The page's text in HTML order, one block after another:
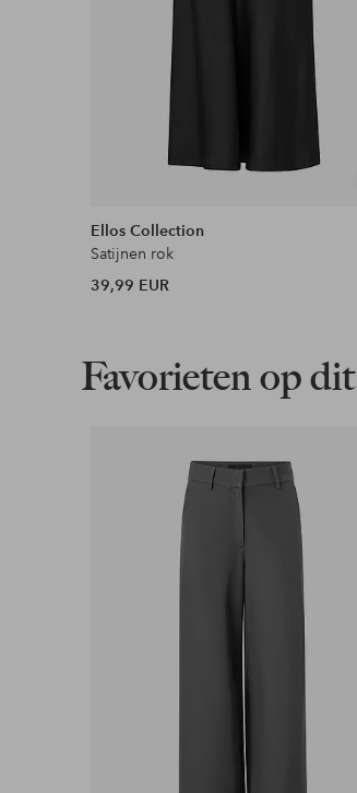
Ellos Collection
Satijnen rok
39,99 EUR
Favorieten op